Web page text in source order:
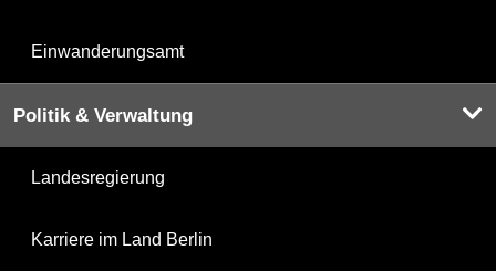
Einwanderungsamt
Politik & Verwaltung
Landesregierung
Karriere im Land Berlin